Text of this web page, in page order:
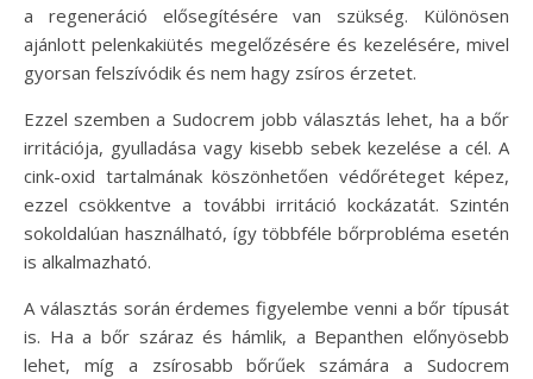
a regeneráció elősegítésére van szükség. Különösen
ajánlott pelenkakiütés megelőzésére és kezelésére, mivel
gyorsan felszívódik és nem hagy zsíros érzetet.
Ezzel szemben a Sudocrem jobb választás lehet, ha a bőr
irritációja, gyulladása vagy kisebb sebek kezelése a cél. A
cink-oxid tartalmának köszönhetően védőréteget képez,
ezzel csökkentve a további irritáció kockázatát. Szintén
sokoldalúan használható, így többféle bőrprobléma esetén
is alkalmazható.
A választás során érdemes figyelembe venni a bőr típusát
is. Ha a bőr száraz és hámlik, a Bepanthen előnyösebb
lehet, míg a zsírosabb bőrűek számára a Sudocrem